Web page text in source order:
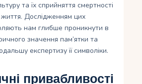
та їх сприйняття смертності
Дослідженням цих
нам глибше проникнути в
значення пам’ятки та
експертизу її символiки.
привабливості